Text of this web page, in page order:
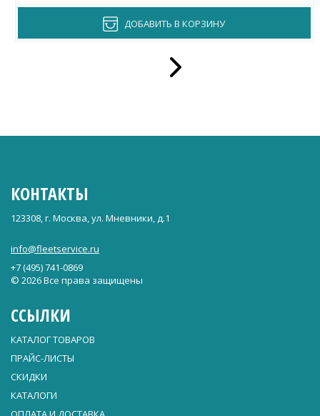
ДОБАВИТЬ В КОРЗИНУ
КОНТАКТЫ
123308, г. Москва, ул. Мневники, д.1
info@fleetservice.ru
+7 (495) 741-0869
© 2026 Все права защищены
ССЫЛКИ
КАТАЛОГ ТОВАРОВ
ПРАЙС-ЛИСТЫ
СКИДКИ
КАТАЛОГИ